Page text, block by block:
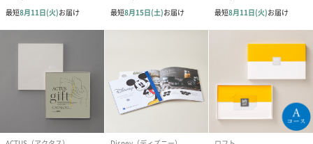
両方を合わせた形であると考えられています。
また八角形は、東、北東、北、北西、南東、南、南西、西といっ
風水では八方位を守って運を引き寄せ、身を守ることができる形
と考えていたようです。